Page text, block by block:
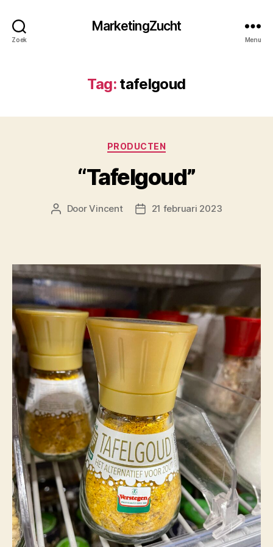
Zoek
MarketingZucht
Menu
Tag: tafelgoud
Categorieën
PRODUCTEN
“Tafelgoud”
Berichtauteur
DoorVincent Berichtdatum
21 februari 2023